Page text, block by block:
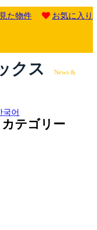
た物件 お気に入り
국어
クス News &
テゴリー